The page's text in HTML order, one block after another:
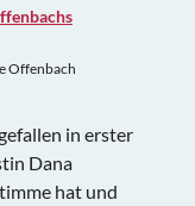
Offenbach
in erster
Dana
hat und